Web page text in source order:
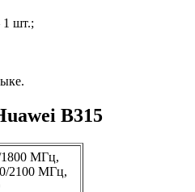
1 шт.;
B315
МГц,
2100 МГц,